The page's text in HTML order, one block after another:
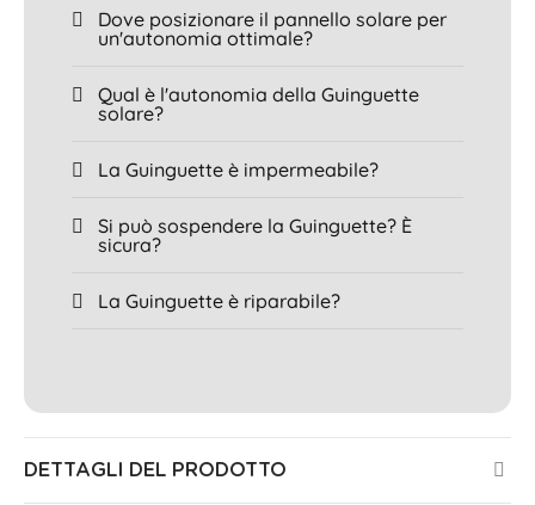
Dove posizionare il pannello solare per
un'autonomia ottimale?
Qual è l'autonomia della Guinguette
solare?
La Guinguette è impermeabile?
Si può sospendere la Guinguette? È
sicura?
La Guinguette è riparabile?
DETTAGLI DEL PRODOTTO